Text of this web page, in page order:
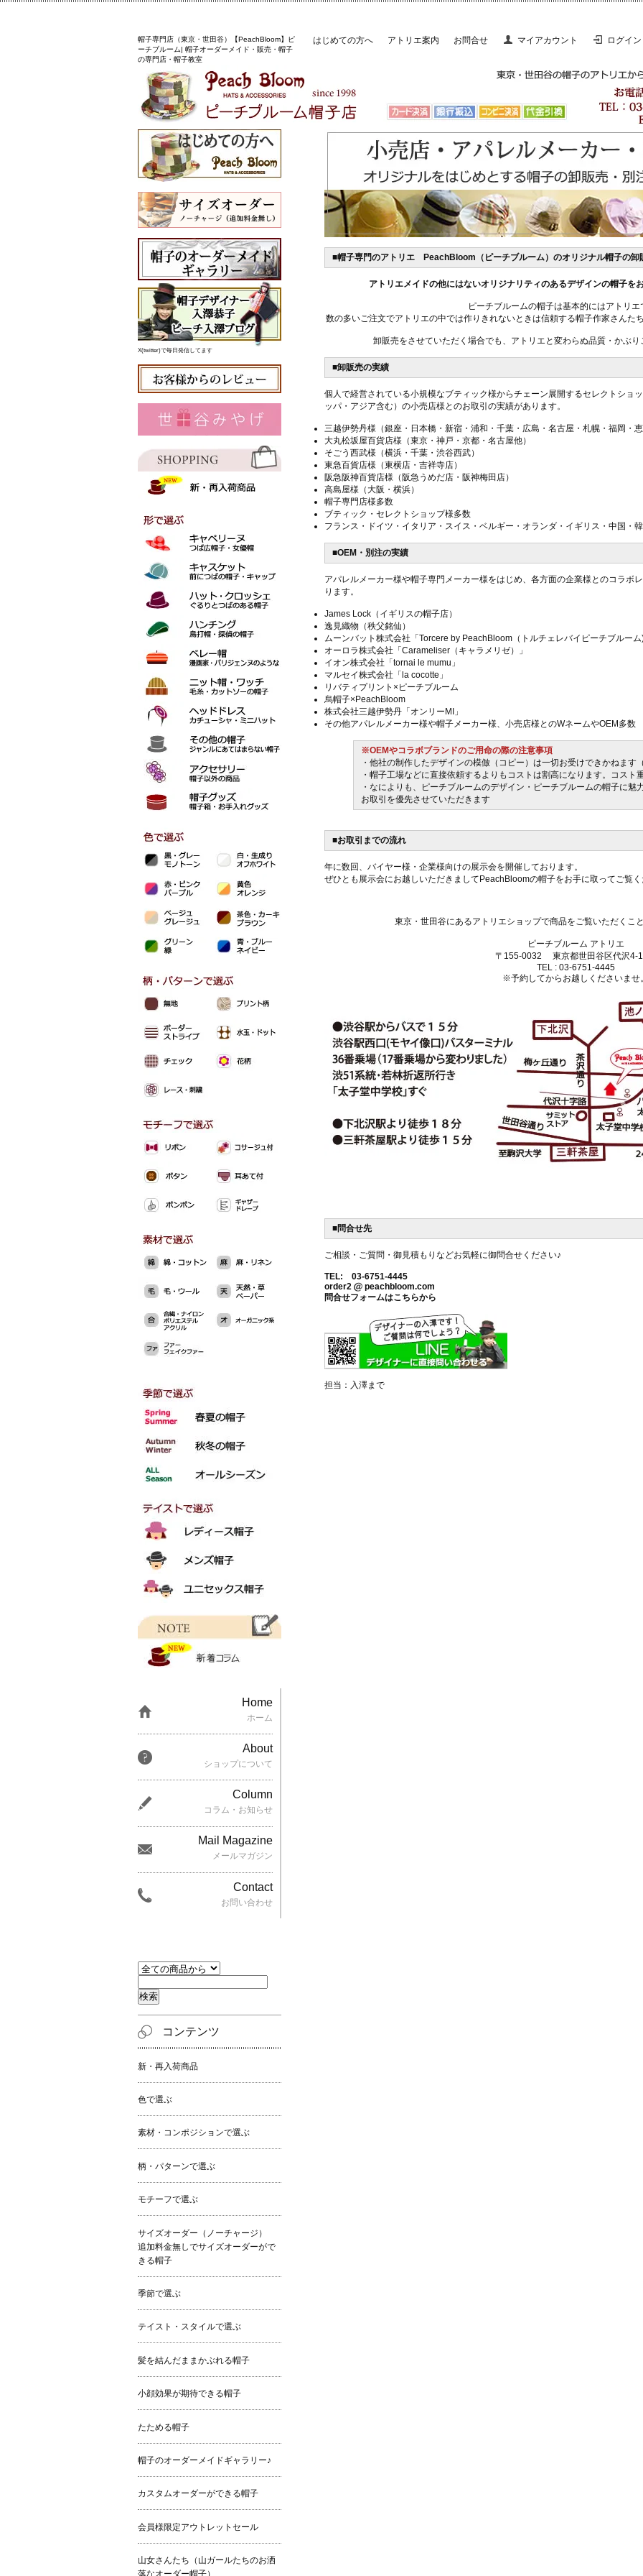
はじめての方へ アトリエ案内 お問合せ マイアカウント ログイン
帽子専門店（東京・世田谷）【PeachBloom】ピ
ーチブルーム| 帽子オーダーメイド・販売・帽子
の専門店・帽子教室
■帽子専門のアトリエ PeachBloom（ピーチブルーム）のオリジナル帽子の卸
アトリエメイドの他にはないオリジナリティのあるデザインの帽子を
ピーチブルームの帽子は基本的にはアトリエ
数の多いご注文でアトリエの中では作りきれないときは信頼する帽子作家さんた
卸販売をさせていただく場合でも、アトリエと変わらぬ品質・かぶ
■卸販売の実績
個人で経営されている小規模なブティック様からチェーン展開するセレクトショ
ッパ・アジア含む）の小売店様とのお取引の実績があります。
三越伊勢丹様（銀座・日本橋・新宿・浦和・千葉・広島・名古屋・札幌・福岡・
大丸松坂屋百貨店様（東京・神戸・京都・名古屋他）
そごう西武様（横浜・千葉・渋谷西武）
東急百貨店様（東横店・吉祥寺店）
阪急阪神百貨店様（阪急うめだ店・阪神梅田店）
高島屋様（大阪・横浜）
帽子専門店様多数
ブティック・セレクトショップ様多数
フランス・ドイツ・イタリア・スイス・ベルギー・オランダ・イギリス・中国・
■OEM・別注の実績
アパレルメーカー様や帽子専門メーカー様をはじめ、各方面の企業様とのコラボ
ります。
James Lock（イギリスの帽子店）
逸見織物（秩父銘仙）
ムーンバット株式会社「Torcere by PeachBloom（トルチェレバイピーチブルー
オーロラ株式会社「Carameliser（キャラメリゼ）」
イオン株式会社「tornai le mumu」
マルセイ株式会社「la cocotte」
リバティプリント×ピーチブルーム
烏帽子×PeachBloom
株式会社三越伊勢丹「オンリーMI」
その他アパレルメーカー様や帽子メーカー様、小売店様とのWネームやOEM多数
※OEMやコラボブランドのご用命の際の注意事項
・他社の制作したデザインの模倣（コピー）は一切お受けできかねま
・帽子工場などに直接依頼するよりもコストは割高になります。コスト
・なによりも、ピーチブルームのデザイン・ピーチブルームの帽子に
お取引を優先させていただきます
■お取引までの流れ
年に数回、バイヤー様・企業様向けの展示会を開催しております。
ぜひとも展示会にお越しいただきましてPeachBloomの帽子をお手に取ってご覧
東京・世田谷にあるアトリエショップで商品をご覧いただくこ
ピーチブルーム アトリエ
〒155-0032 東京都世田谷区代沢4-
TEL : 03-6751-4445
※予約してからお越しくださいませ
■問合せ先
ご相談・ご質問・御見積もりなどお気軽に御問合せください♪
TEL: 03-6751-4445
order2
peachbloom.com
問合せフォームはこちらから
担当：入澤まで
X(twitter)で毎日発信してます
Home
ホーム
About
ショップについて
Column
コラム・お知らせ
Mail Magazine
メールマガジン
Contact
お問い合わせ
コンテンツ
新・再入荷商品
色で選ぶ
素材・コンポジションで選ぶ
柄・パターンで選ぶ
モチーフで選ぶ
サイズオーダー（ノーチャージ）
追加料金無しでサイズオーダーがで
きる帽子
季節で選ぶ
テイスト・スタイルで選ぶ
髪を結んだままかぶれる帽子
小顔効果が期待できる帽子
たためる帽子
帽子のオーダーメイドギャラリー♪
カスタムオーダーができる帽子
会員様限定アウトレットセール
山女さんたち（山ガールたちのお洒
落なオーダー帽子）